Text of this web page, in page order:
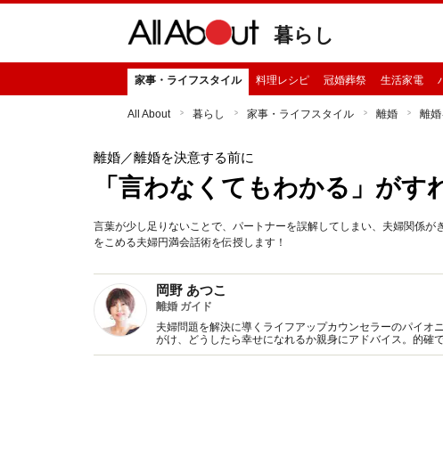
暮らし
家事・ライフスタイル 料理レシピ 冠婚葬祭 生活家電
All About 暮らし 家事・ライフスタイル 離婚 離
離婚／離婚を決意する前に
「言わなくてもわかる」がす
言葉が少し足りないことで、パートナーを誤解してしまい、夫婦関係
をこめる夫婦円満会話術を伝授します！
岡野 あつこ
離婚 ガイド
夫婦問題を解決に導くライフアップカウンセラーのパイ
がけ、どうしたら幸せになれるか親身にアドバイス。的確
多くの人の共感を得ている。元祖･離婚カウンセラー養成講